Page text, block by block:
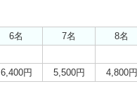
6名 7名
8名
6,400円 5,500円 4,800円